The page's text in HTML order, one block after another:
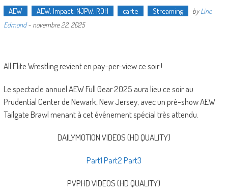
AEW AEW, Impact, NJPW, ROH carte Streaming byLine
Edmond- novembre 22, 2025
All Elite Wrestling revient en pay-per-view ce soir !
Le spectacle annuel AEW Full Gear 2025 aura lieu ce soir au
Prudential Center de Newark, New Jersey, avec un pré-show AEW
Tailgate Brawl menant à cet événement spécial très attendu.
DAILYMOTION VIDEOS (HD QUALITY)
Part1Part2Part3
PVPHD VIDEOS (HD QUALITY)